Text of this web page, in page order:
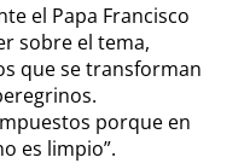
el Papa Francisco
sobre el tema,
que se transforman
porque en
es limpio”.